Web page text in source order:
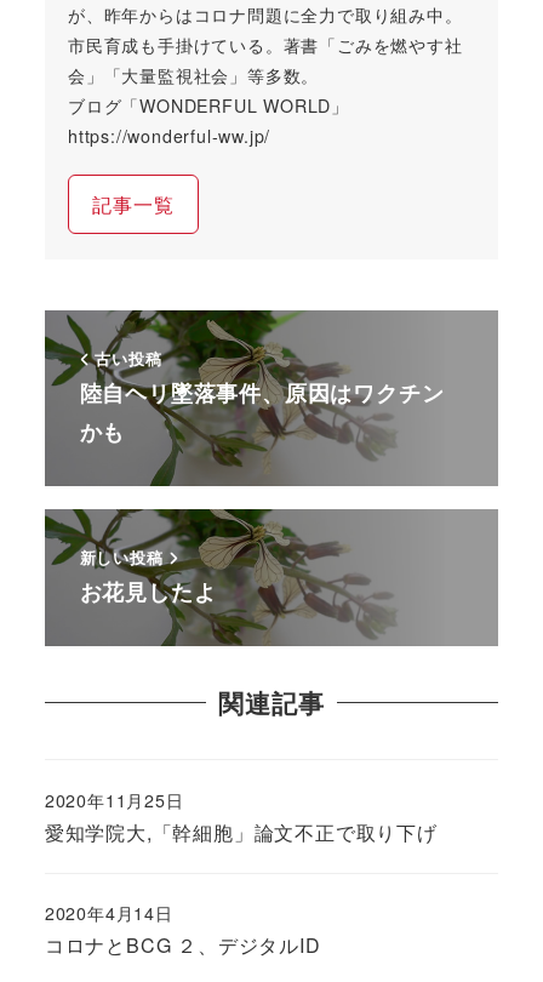
が、昨年からはコロナ問題に全力で取り組み中。
市民育成も手掛けている。著書「ごみを燃やす社
会」「大量監視社会」等多数。
ブログ「WONDERFUL WORLD」
https://wonderful-ww.jp/
記事一覧
古い投稿
陸自ヘリ墜落事件、原因はワクチン
かも
新しい投稿
お花見したよ
関連記事
愛知学院大,「幹細胞」論文不正で取り下げ
2020年11月25日
コロナとBCG ２、デジタルID
2020年4月14日